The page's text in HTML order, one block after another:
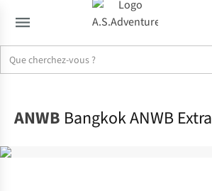
ANWB Bangkok ANWB Extra